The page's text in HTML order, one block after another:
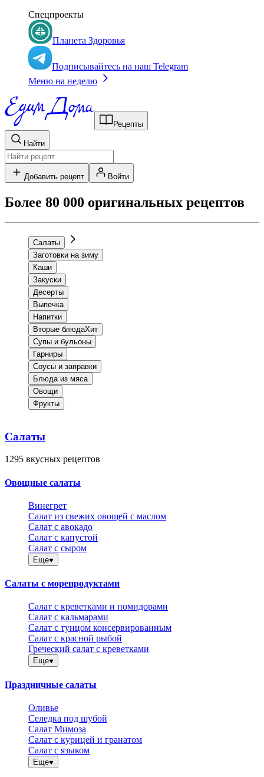
Спецпроекты
Планета Здоровья
Подписывайтесь на наш Telegram
Меню на неделю
Рецепты
Найти
Добавить рецепт Войти
Более 80 000 оригинальных рецептов
Салаты
Заготовки на зиму
Каши
Закуски
Десерты
Выпечка
Напитки
Вторые блюдаХит
Супы и бульоны
Гарниры
Соусы и заправки
Блюда из мяса
Овощи
Фрукты
Салаты
1295 вкусных рецептов
Овощные салаты
Винегрет
Салат из свежих овощей с маслом
Салат с авокадо
Салат с капустой
Салат с сыром
Еще
Салаты с морепродуктами
Салат с креветками и помидорами
Салат с кальмарами
Салат с тунцом консервированным
Салат с красной рыбой
Греческий салат с креветками
Еще
Праздничные салаты
Оливье
Селедка под шубой
Салат Мимоза
Салат с курицей и гранатом
Салат с языком
Еще